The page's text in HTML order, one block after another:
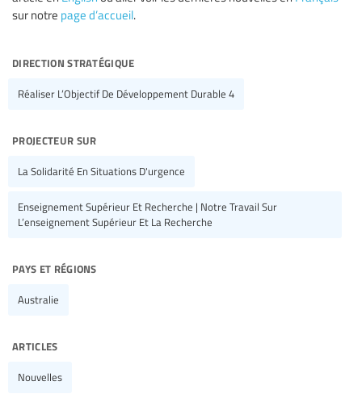
sur notre page d’accueil.
direction stratégique
Réaliser L’Objectif De Développement Durable 4
projecteur sur
La Solidarité En Situations D'urgence
Enseignement Supérieur Et Recherche | Notre Travail Sur
L’enseignement Supérieur Et La Recherche
pays et régions
Australie
articles
Nouvelles